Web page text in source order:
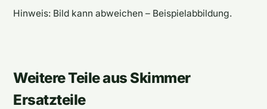
Hinweis: Bild kann abweichen – Beispielabbildung.
Weitere Teile aus Skimmer
Ersatzteile